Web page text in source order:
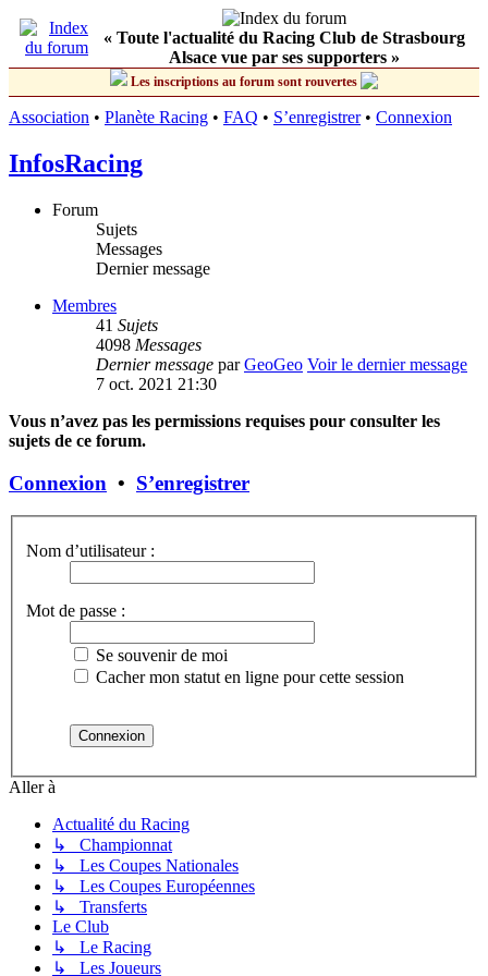
« Toute l'actualité du Racing Club de Strasbourg
Alsace vue par ses supporters »
Les inscriptions au forum sont rouvertes
Association • Planète Racing • FAQ • S’enregistrer• Connexion
InfosRacing
Forum
Sujets
Messages
Dernier message
Membres
41 Sujets
4098 Messages
Dernier message parGeoGeo Voir le dernier message
7 oct. 2021 21:30
Vous n’avez pas les permissions requises pour consulter les
sujets de ce forum.
Connexion • S’enregistrer
Nom d’utilisateur :
Mot de passe :
Se souvenir de moi
Cacher mon statut en ligne pour cette session
Aller à
Actualité du Racing
↳ Championnat
↳ Les Coupes Nationales
↳ Les Coupes Européennes
↳ Transferts
Le Club
↳ Le Racing
↳ Les Joueurs